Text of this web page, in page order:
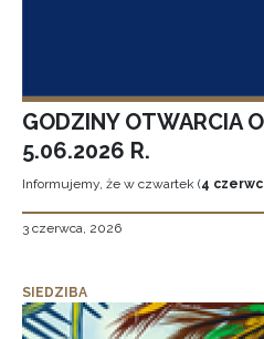
GODZINY OTWARCIA
5.06.2026 R.
Informujemy, że w czwartek (4
3 czerwca, 2026
SIEDZIBA